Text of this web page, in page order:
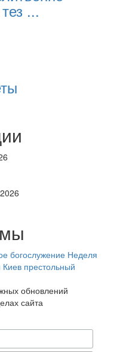
...
богослужение Неделя
Киев престольный
обновлений
сайта